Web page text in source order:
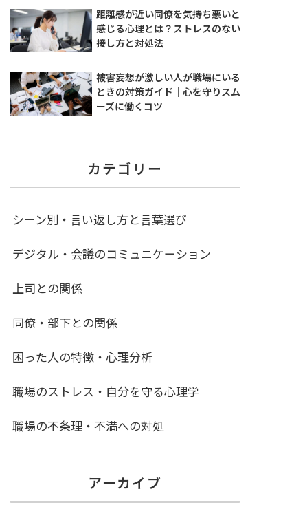
距離感が近い同僚を気持ち悪いと
感じる心理とは？ストレスのない
接し方と対処法
被害妄想が激しい人が職場にいる
ときの対策ガイド｜心を守りスム
ーズに働くコツ
カテゴリー
シーン別・言い返し方と言葉選び
デジタル・会議のコミュニケーション
上司との関係
同僚・部下との関係
困った人の特徴・心理分析
職場のストレス・自分を守る心理学
職場の不条理・不満への対処
アーカイブ